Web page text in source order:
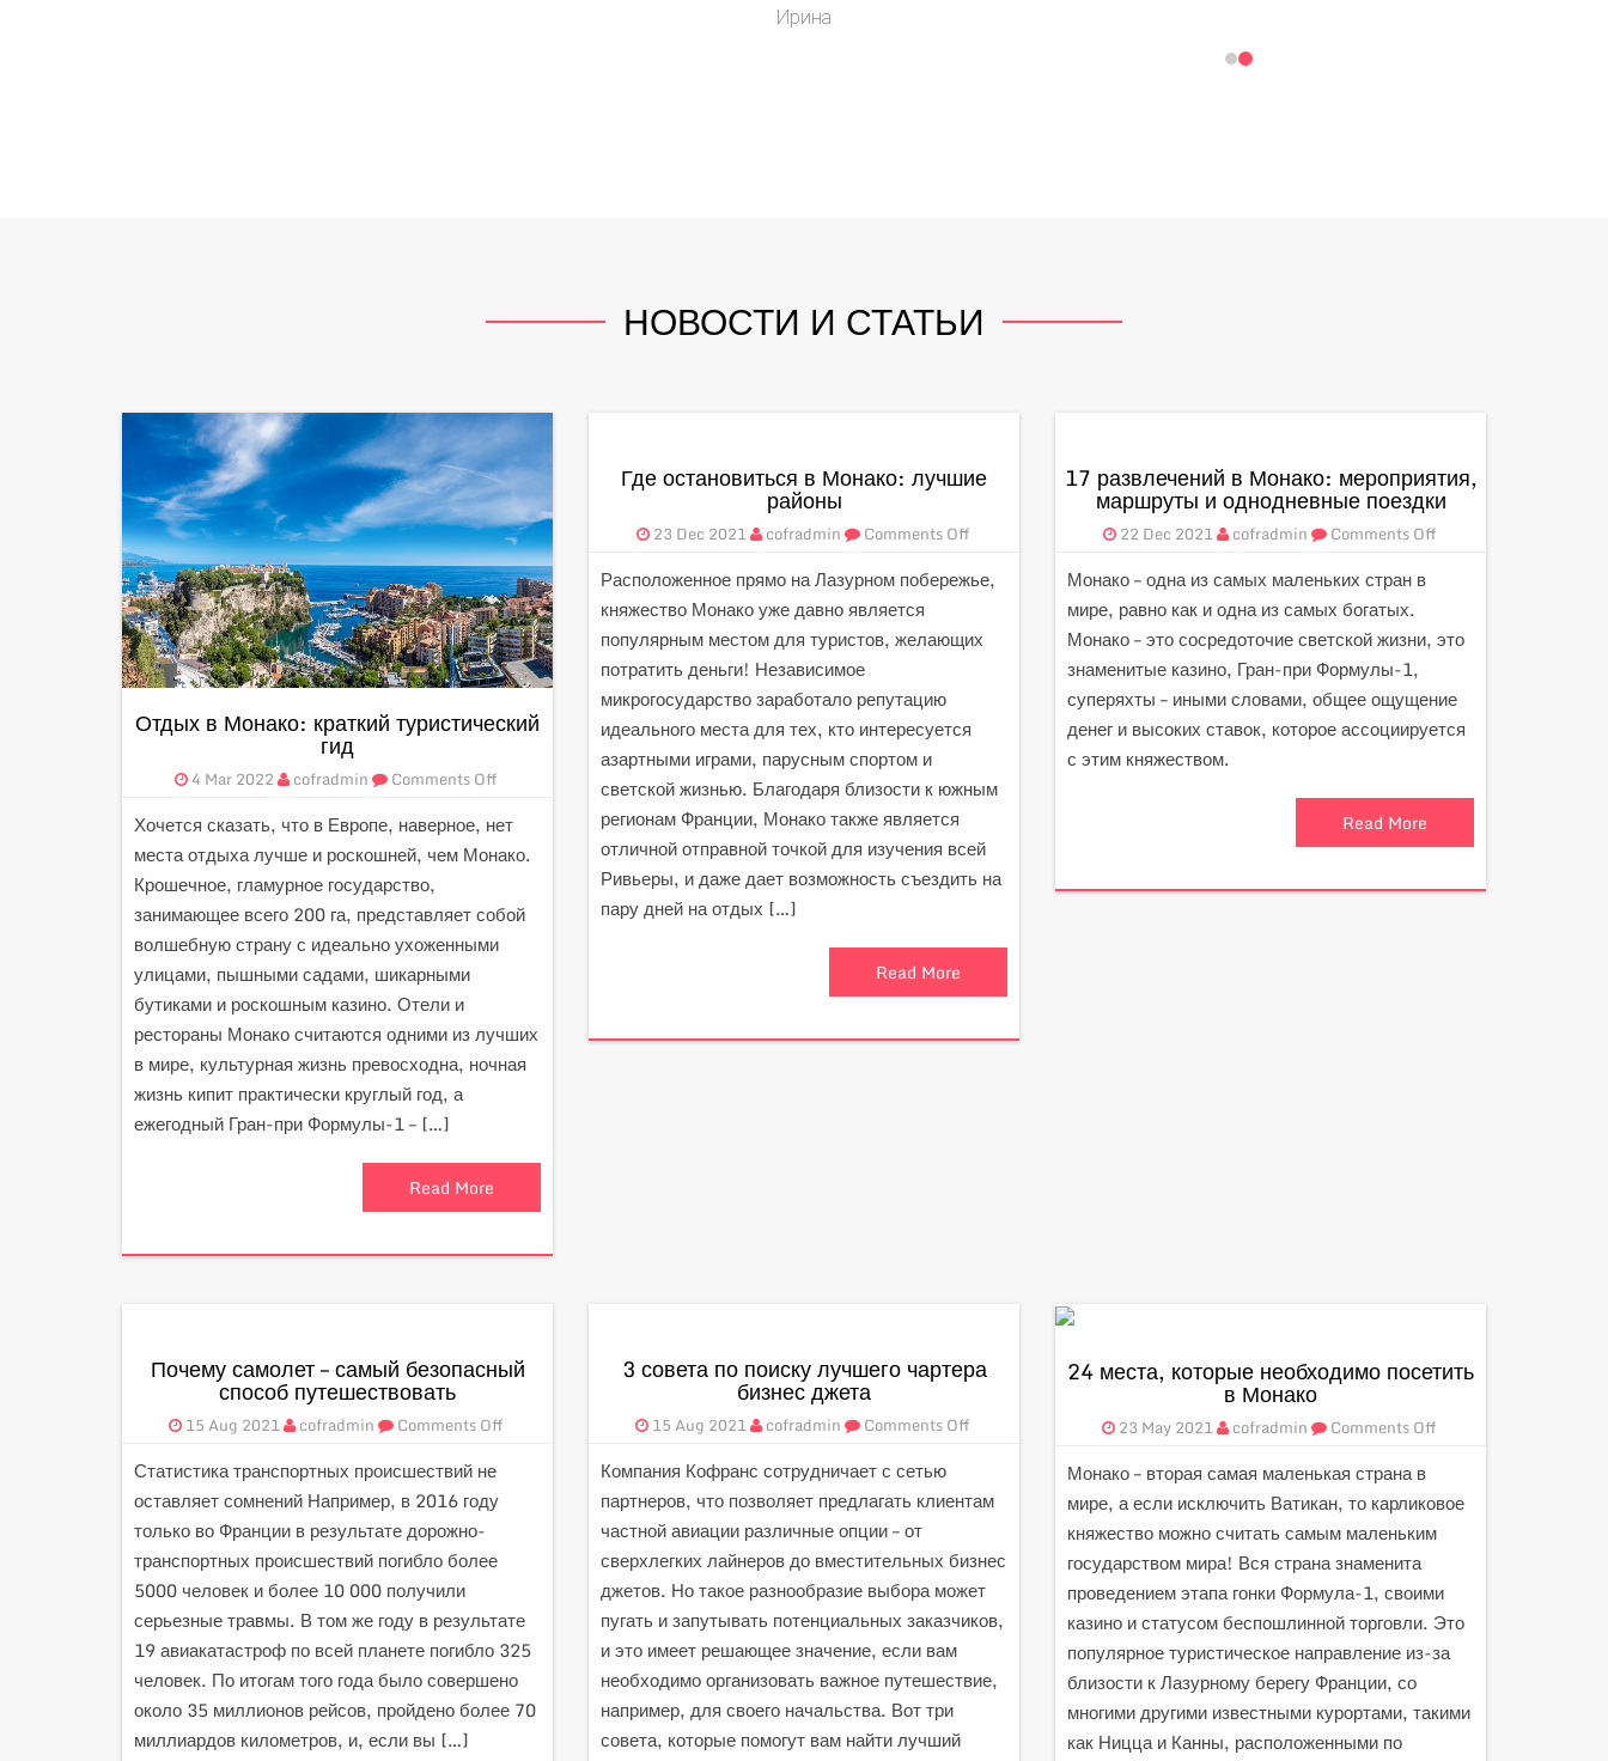
НОВОСТИ И СТАТЬИ
Отдых в Монако: краткий туристический
гид
4 Mar 2022 cofradmin Comments Off
Хочется сказать, что в Европе, наверное, нет
места отдыха лучше и роскошней, чем Монако.
Крошечное, гламурное государство,
занимающее всего 200 га, представляет собой
волшебную страну с идеально ухоженными
улицами, пышными садами, шикарными
бутиками и роскошным казино. Отели и
рестораны Монако считаются одними из лучших
в мире, культурная жизнь превосходна, ночная
жизнь кипит практически круглый год, а
ежегодный Гран-при Формулы-1 – […]
Read More
Где остановиться в Монако: лучшие
районы
23 Dec 2021 cofradmin Comments Off
Расположенное прямо на Лазурном побережье,
княжество Монако уже давно является
популярным местом для туристов, желающих
потратить деньги! Независимое
микрогосударство заработало репутацию
идеального места для тех, кто интересуется
азартными играми, парусным спортом и
светской жизнью. Благодаря близости к южным
регионам Франции, Монако также является
отличной отправной точкой для изучения всей
Ривьеры, и даже дает возможность съездить на
пару дней на отдых […]
Read More
17 развлечений в Монако: мероприятия,
маршруты и однодневные поездки
22 Dec 2021 cofradmin Comments Off
Монако – одна из самых маленьких стран в
мире, равно как и одна из самых богатых.
Монако – это сосредоточие светской жизни, это
знаменитые казино, Гран-при Формулы-1,
суперяхты – иными словами, общее ощущение
денег и высоких ставок, которое ассоциируется
с этим княжеством.
Read More
Почему самолет – самый безопасный
способ путешествовать
15 Aug 2021 cofradmin Comments Off
Статистика транспортных происшествий не
оставляет сомнений Например, в 2016 году
только во Франции в результате дорожно-
транспортных происшествий погибло более
5000 человек и более 10 000 получили
серьезные травмы. В том же году в результате
19 авиакатастроф по всей планете погибло 325
человек. По итогам того года было совершено
около 35 миллионов рейсов, пройдено более 70
миллиардов километров, и, если вы […]
3 совета по поиску лучшего чартера
бизнес джета
15 Aug 2021 cofradmin Comments Off
Компания Кофранс сотрудничает с сетью
партнеров, что позволяет предлагать клиентам
частной авиации различные опции – от
сверхлегких лайнеров до вместительных бизнес
джетов. Но такое разнообразие выбора может
пугать и запутывать потенциальных заказчиков,
и это имеет решающее значение, если вам
необходимо организовать важное путешествие,
например, для своего начальства. Вот три
совета, которые помогут вам найти лучший
24 места, которые необходимо посетить
в Монако
23 May 2021 cofradmin Comments Off
Монако – вторая самая маленькая страна в
мире, а если исключить Ватикан, то карликовое
княжество можно считать самым маленьким
государством мира! Вся страна знаменита
проведением этапа гонки Формула-1, своими
казино и статусом беспошлинной торговли. Это
популярное туристическое направление из-за
близости к Лазурному берегу Франции, со
многими другими известными курортами, такими
как Ницца и Канны, расположенными по